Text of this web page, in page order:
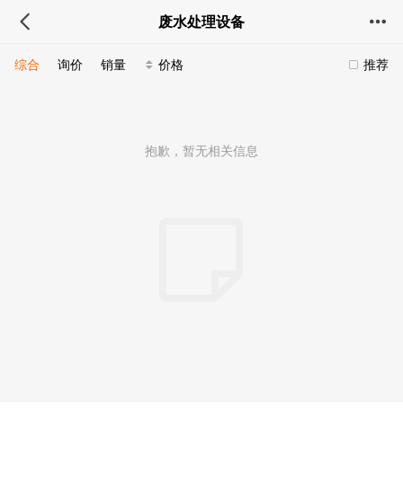
废水处理设备
推荐
综合 询价 销量 价格
抱歉，暂无相关信息